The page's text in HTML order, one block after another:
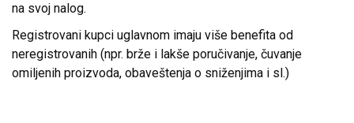
na svoj nalog.
Registrovani kupci uglavnom imaju više benefita od
neregistrovanih (npr. brže i lakše poručivanje, čuvanje
omiljenih proizvoda, obaveštenja o sniženjima i sl.)